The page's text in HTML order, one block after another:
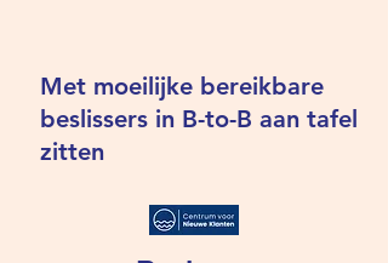
Met moeilijke bereikbare
beslissers in B-to-B aan tafel
zitten